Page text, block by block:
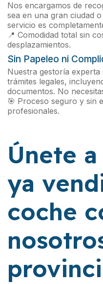
Nos encargamos de
sea en una gran ciudad
servicio es
📍 Comodidad total sin
desplazamientos.
Sin Papeleo ni
Nuestra gestoría
trámites legales,
documentos. No
🎯 Proceso seguro y sin
profesionales.
Únete
ya
coche